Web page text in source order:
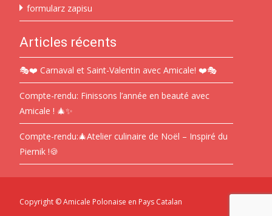
formularz zapisu
Articles récents
🎭❤️ Carnaval et Saint-Valentin avec Amicale! ❤️🎭
Compte-rendu: Finissons l’année en beauté avec
Amicale ! 🎄✨
Compte-rendu:🎄Atelier culinaire de Noël – Inspiré du
Piernik !🍪
Copyright © Amicale Polonaise en Pays Catalan